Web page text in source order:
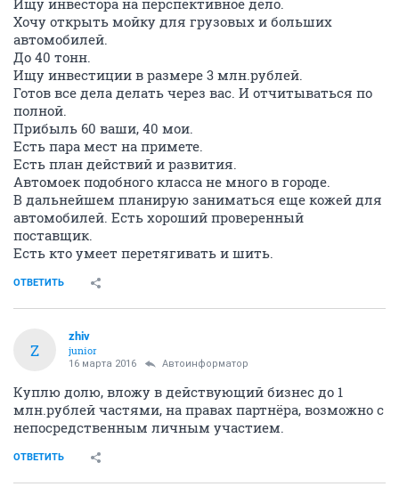
Ищу инвестора на перспективное дело.
Хочу открыть мойку для грузовых и больших
автомобилей.
До 40 тонн.
Ищу инвестиции в размере 3 млн.рублей.
Готов все дела делать через вас. И отчитываться по
полной.
Прибыль 60 ваши, 40 мои.
Есть пара мест на примете.
Есть план действий и развития.
Автомоек подобного класса не много в городе.
В дальнейшем планирую заниматься еще кожей для
автомобилей. Есть хороший проверенный
поставщик.
Есть кто умеет перетягивать и шить.
ОТВЕТИТЬ
Z
zhiv
junior
16 марта 2016 Автоинформатор
Куплю долю, вложу в действующий бизнес до 1
млн.рублей частями, на правах партнёра, возможно с
непосредственным личным участием.
ОТВЕТИТЬ